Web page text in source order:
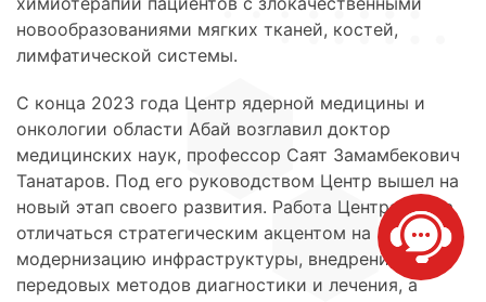
новообразованиями мягких тканей, костей,
лимфатической системы.
С конца 2023 года Центр ядерной медицины и
онкологии области Абай возглавил доктор
медицинских наук, профессор Саят Замамбекович
Танатаров. Под его руководством Центр вышел на
новый этап своего развития. Работа Центра стала
отличаться стратегическим акцентом на
модернизацию инфраструктуры, внедрение
передовых методов диагностики и лечения, а